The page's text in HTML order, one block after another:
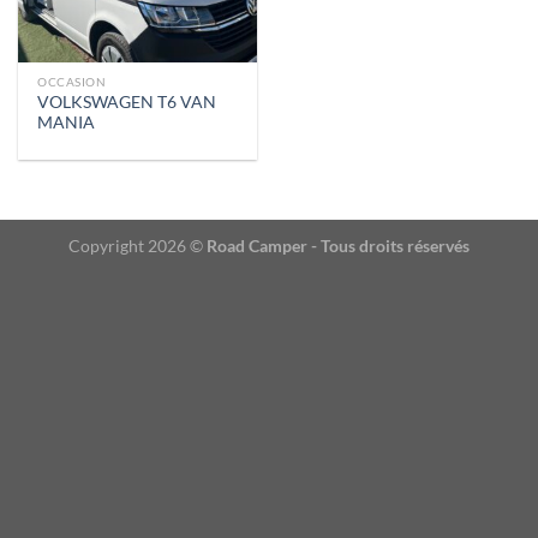
OCCASION
VOLKSWAGEN T6 VAN
MANIA
Copyright 2026 © Road Camper - Tous droits réservés